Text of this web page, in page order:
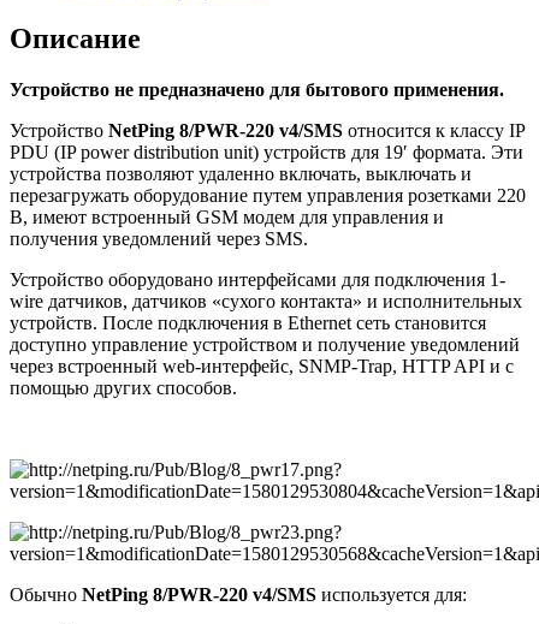
Описание
Устройство не предназначено для бытового применения.
Устройство NetPing 8/PWR-220 v4/SMS относится к классу IP
PDU (IP power distribution unit) устройств для 19′ формата. Эти
устройства позволяют удаленно включать, выключать и
перезагружать оборудование путем управления розетками 220
В, имеют встроенный GSM модем для управления и
получения уведомлений через SMS.
Устройство оборудовано интерфейсами для подключения 1-
wire датчиков, датчиков «сухого контакта» и исполнительных
устройств. После подключения в Ethernet сеть становится
доступно управление устройством и получение уведомлений
через встроенный web-интерфейс, SNMP-Trap, HTTP API и с
помощью других способов.
Обычно NetPing 8/PWR-220 v4/SMS используется для: